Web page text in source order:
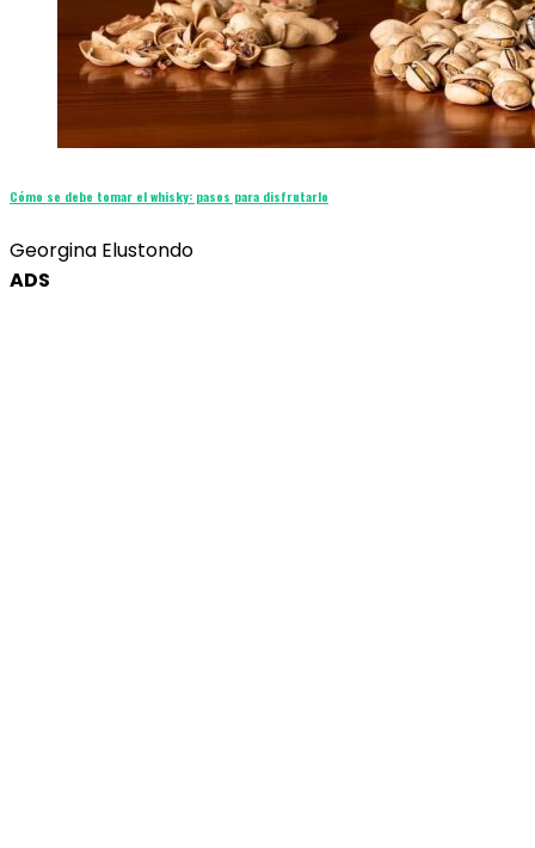
Cómo se debe tomar el whisky: pasos para disfrutarlo
Georgina Elustondo
ADS